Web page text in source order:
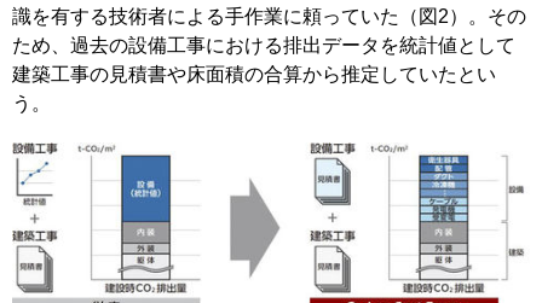
識を有する技術者による手作業に頼っていた（図2）。その
ため、過去の設備工事における排出データを統計値として
建築工事の見積書や床面積の合算から推定していたとい
う。